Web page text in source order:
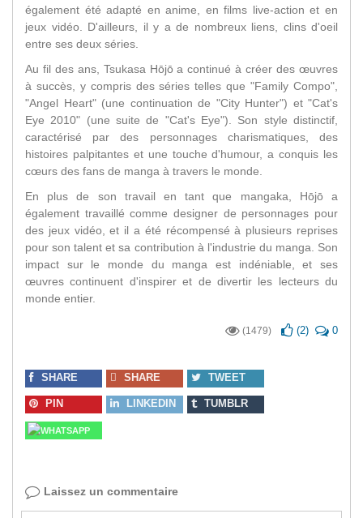
également été adapté en anime, en films live-action et en
jeux vidéo. D'ailleurs, il y a de nombreux liens, clins d'oeil
entre ses deux séries.
Au fil des ans, Tsukasa Hōjō a continué à créer des œuvres
à succès, y compris des séries telles que "Family Compo",
"Angel Heart" (une continuation de "City Hunter") et "Cat's
Eye 2010" (une suite de "Cat's Eye"). Son style distinctif,
caractérisé par des personnages charismatiques, des
histoires palpitantes et une touche d'humour, a conquis les
cœurs des fans de manga à travers le monde.
En plus de son travail en tant que mangaka, Hōjō a
également travaillé comme designer de personnages pour
des jeux vidéo, et il a été récompensé à plusieurs reprises
pour son talent et sa contribution à l'industrie du manga. Son
impact sur le monde du manga est indéniable, et ses
œuvres continuent d'inspirer et de divertir les lecteurs du
monde entier.
(1479) (2) 0
SHARE SHARE TWEET
PIN LINKEDIN TUMBLR
Laissez un commentaire